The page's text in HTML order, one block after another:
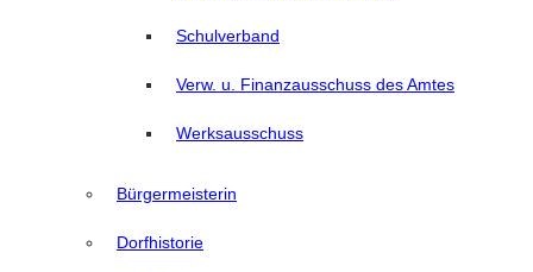
Schulverband
Verw. u. Finanzausschuss des Amtes
Werksausschuss
Bürgermeisterin
Dorfhistorie